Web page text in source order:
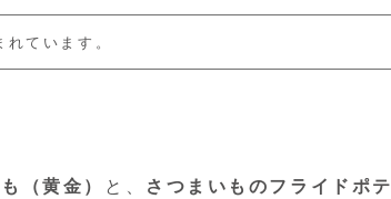
ています。
（黄金） と、
さつまいものフライドポテ